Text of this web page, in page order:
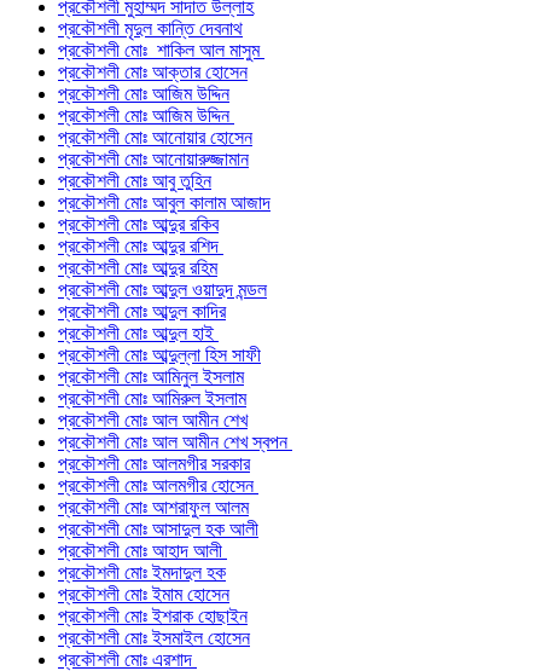
প্রকৌশলী মুহাম্মদ সাদাত উল্লাহ
প্রকৌশলী মৃদুল কান্তি দেবনাথ
প্রকৌশলী মোঃ শাকিল আল মাসুম
প্রকৌশলী মোঃ আক্তার হোসেন
প্রকৌশলী মোঃ আজিম উদ্দিন
প্রকৌশলী মোঃ আজিম উদ্দিন
প্রকৌশলী মোঃ আনোয়ার হোসেন
প্রকৌশলী মোঃ আনোয়ারুজ্জামান
প্রকৌশলী মোঃ আবু তুহিন
প্রকৌশলী মোঃ আবুল কালাম আজাদ
প্রকৌশলী মোঃ আব্দুর রকিব
প্রকৌশলী মোঃ আব্দুর রশিদ
প্রকৌশলী মোঃ আব্দুর রহিম
প্রকৌশলী মোঃ আব্দুল ওয়াদুদ মন্ডল
প্রকৌশলী মোঃ আব্দুল কাদির
প্রকৌশলী মোঃ আব্দুল হাই
প্রকৌশলী মোঃ আব্দুল্লা হিস সাফী
প্রকৌশলী মোঃ আমিনুল ইসলাম
প্রকৌশলী মোঃ আমিরুল ইসলাম
প্রকৌশলী মোঃ আল আমীন শেখ
প্রকৌশলী মোঃ আল আমীন শেখ স্বপন
প্রকৌশলী মোঃ আলমগীর সরকার
প্রকৌশলী মোঃ আলমগীর হোসেন
প্রকৌশলী মোঃ আশরাফুল আলম
প্রকৌশলী মোঃ আসাদুল হক আলী
প্রকৌশলী মোঃ আহাদ আলী
প্রকৌশলী মোঃ ইমদাদুল হক
প্রকৌশলী মোঃ ইমাম হোসেন
প্রকৌশলী মোঃ ইশরাক হোছাইন
প্রকৌশলী মোঃ ইসমাইল হোসেন
প্রকৌশলী মোঃ এরশাদ